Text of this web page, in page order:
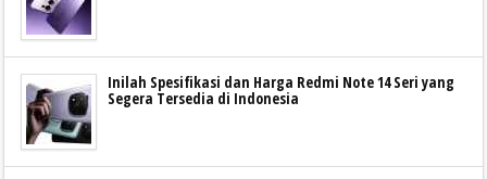
Inilah Spesifikasi dan Harga Redmi Note 14 Seri yang
Segera Tersedia di Indonesia